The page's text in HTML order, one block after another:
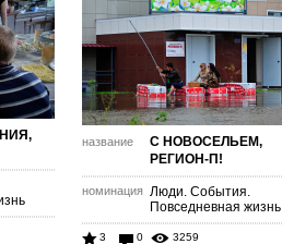
название
С НОВОСЕЛЬЕМ,
РЕГИОН-П!
номинация Люди. События.
Повседневная жизнь
3 0 3259